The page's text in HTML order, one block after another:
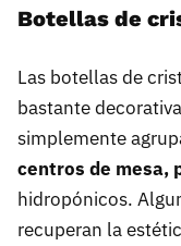
Botellas de
Las botellas de
bastante
simplemente
centros de mesa,
hidropónicos.
recuperan la